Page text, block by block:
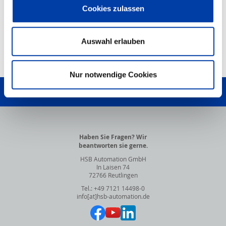
Cookies zulassen
Auswahl erlauben
Nur notwendige Cookies
NACH OBEN
SCHREIBEN SIE UNS!
Haben Sie Fragen? Wir
beantworten sie gerne.
HSB Automation GmbH
In Laisen 74
72766 Reutlingen
Tel.: +49 7121 14498-0
info[at]hsb-automation.de